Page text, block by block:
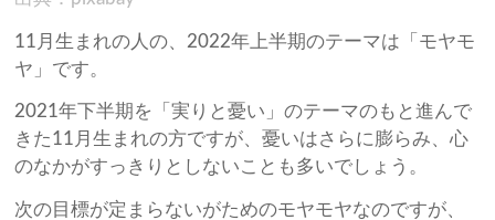
11月生まれの人の、2022年上半期のテーマは「モヤモ
ヤ」です。
2021年下半期を「実りと憂い」のテーマのもと進んで
きた11月生まれの方ですが、憂いはさらに膨らみ、心
のなかがすっきりとしないことも多いでしょう。
次の目標が定まらないがためのモヤモヤなのですが、